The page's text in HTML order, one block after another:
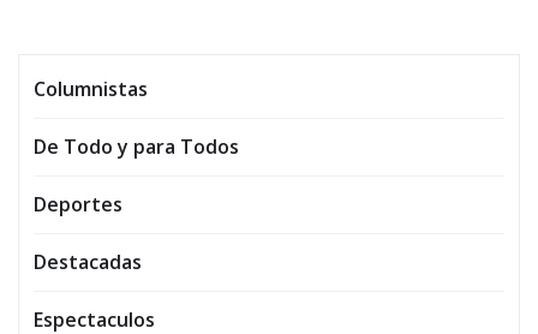
Columnistas
De Todo y para Todos
Deportes
Destacadas
Espectaculos